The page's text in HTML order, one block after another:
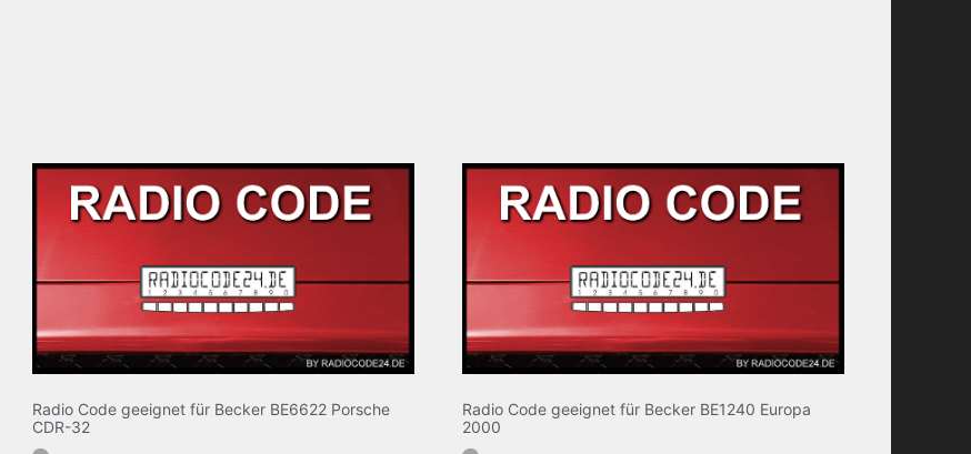
Radio Code geeignet für Becker BE6622 Porsche
CDR-32
Radio Code geeignet für Becker BE1240 Europa
2000